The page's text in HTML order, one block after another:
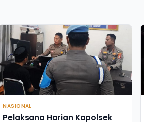
NASIONAL
Pelaksana Harian Kapolsek